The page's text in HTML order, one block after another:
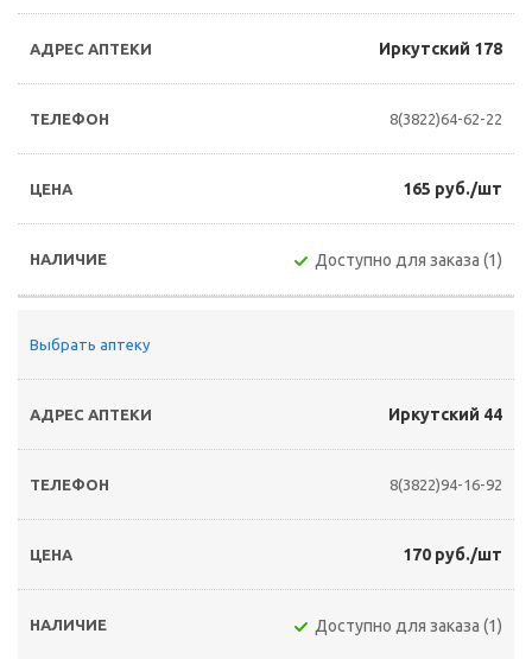
Иркутский 178
8(3822)64-62-22
165 руб./шт
Доступно для заказа (1)
Выбрать аптеку
Иркутский 44
8(3822)94-16-92
170 руб./шт
Доступно для заказа (1)